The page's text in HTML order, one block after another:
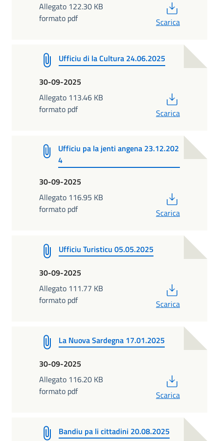
Allegato 122.30 KB
formato pdf
Scarica
Ufficiu di la Cultura 24.06.2025
30-09-2025
Allegato 113.46 KB
formato pdf
Scarica
Ufficiu pa la jenti angena 23.12.202
4
30-09-2025
Allegato 116.95 KB
formato pdf
Scarica
Ufficiu Turisticu 05.05.2025
30-09-2025
Allegato 111.77 KB
formato pdf
Scarica
La Nuova Sardegna 17.01.2025
30-09-2025
Allegato 116.20 KB
formato pdf
Scarica
Bandiu pa li cittadini 20.08.2025